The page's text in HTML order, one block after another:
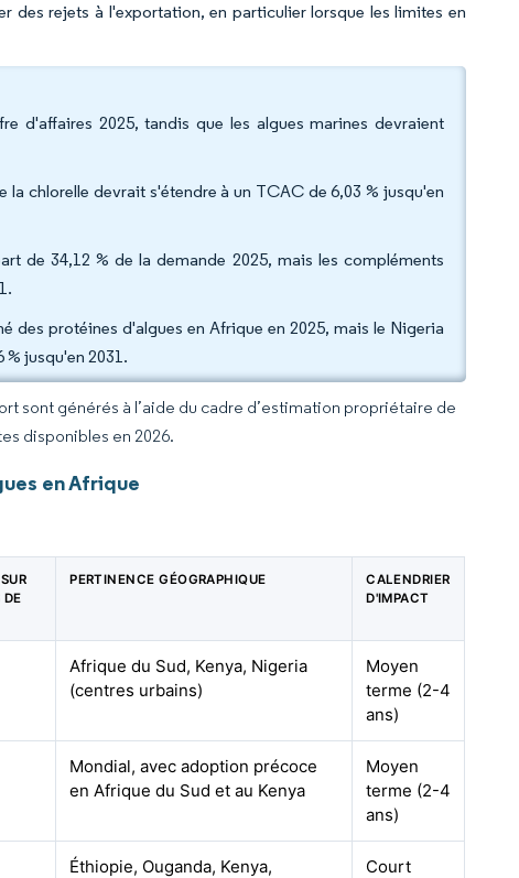
des rejets à l'exportation, en particulier lorsque les limites en
d'affaires 2025, tandis que les algues marines devraient
chlorelle devrait s'étendre à un TCAC de 6,03 % jusqu'en
de 34,12 % de la demande 2025, mais les compléments
des protéines d'algues en Afrique en 2025, mais le Nigeria
jusqu'en 2031.
sont générés à l’aide du cadre d’estimation propriétaire de
disponibles en 2026.
en Afrique
DE
PERTINENCE GÉOGRAPHIQUE
CALENDRIER
D'IMPACT
Afrique du Sud, Kenya, Nigeria
(centres urbains)
Moyen
terme (2-4
ans)
Mondial, avec adoption précoce
en Afrique du Sud et au Kenya
Moyen
terme (2-4
ans)
Éthiopie, Ouganda, Kenya,
Court